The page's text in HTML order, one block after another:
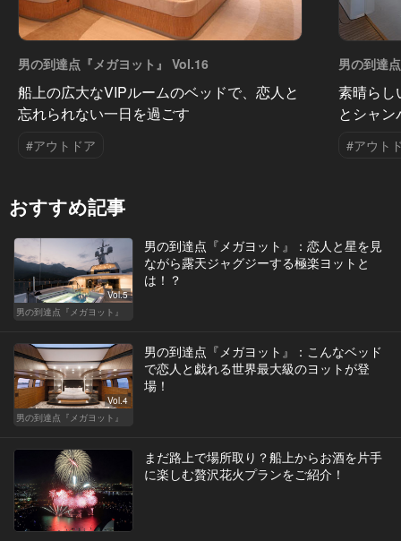
男の到達点『メガヨット』 Vol.16
船上の広大なVIPルームのベッドで、恋人と
忘れられない一日を過ごす
#アウトドア
男の到達
素晴らし
とシャ
#アウト
おすすめ記事
Vol.5
男の到達点『メガヨット』
男の到達点『メガヨット』：恋人と星を見
ながら露天ジャグジーする極楽ヨットと
は！？
Vol.4
男の到達点『メガヨット』
男の到達点『メガヨット』：こんなベッド
で恋人と戯れる世界最大級のヨットが登
場！
まだ路上で場所取り？船上からお酒を片手
に楽しむ贅沢花火プランをご紹介！